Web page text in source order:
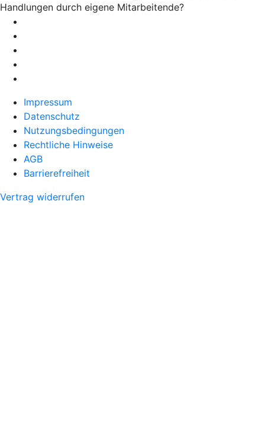
Handlungen durch eigene Mitarbeitende?
Impressum
Datenschutz
Nutzungsbedingungen
Rechtliche Hinweise
AGB
Barrierefreiheit
Vertrag widerrufen